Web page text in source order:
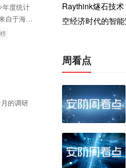
年度统计
自于海康
康威视
的调研
救援与医疗运
Raythink燧石技
空经济时代的智
周看点